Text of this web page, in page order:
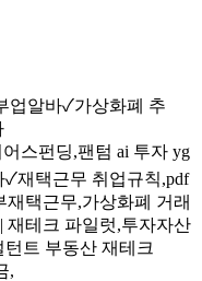
업알바✓가상화폐 추
스펀딩,팬텀 ai 투자 yg
재택근무 취업규칙,pdf
재택근무,가상화폐 거래
재테크 파일럿,투자자산
트 부동산 재테크
,